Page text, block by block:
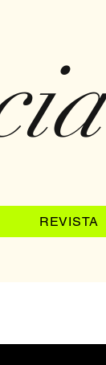
REVISTA